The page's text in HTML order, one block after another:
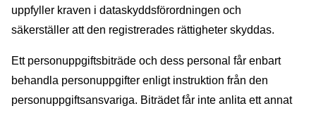
uppfyller kraven i dataskyddsförordningen och
säkerställer att den registrerades rättigheter skyddas.
Ett personuppgiftsbiträde och dess personal får enbart
behandla personuppgifter enligt instruktion från den
personuppgiftsansvariga. Biträdet får inte anlita ett annat